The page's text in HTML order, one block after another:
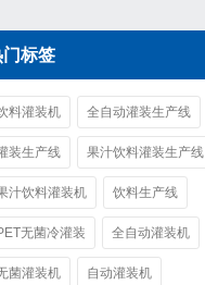
门标签
料灌装机 全自动灌装生产线
装生产线 果汁饮料灌装生产线
汁饮料灌装机 饮料生产线
无菌冷灌装 全自动灌装机
菌灌装机 自动灌装机